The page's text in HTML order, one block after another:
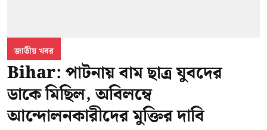
জাতীয় খবর
Bihar: পাটনায় বাম ছাত্র যুবদের
ডাকে মিছিল, অবিলম্বে
আন্দোলনকারীদের মুক্তির দাবি